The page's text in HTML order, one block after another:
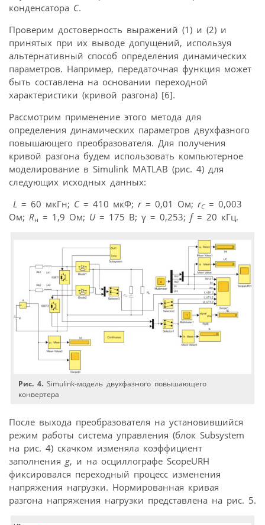
конденсатора C.
Проверим достоверность выражений (1) и (2) и
принятых при их выводе допущений, используя
альтернативный способ определения динамических
параметров. Например, передаточная функция может
быть составлена на основании переходной
характеристики (кривой разгона) [6].
Рассмотрим применение этого метода для
определения динамических параметров двухфазного
повышающего преобразователя. Для получения
кривой разгона будем использовать компьютерное
моделирование в Simulink MATLAB (рис. 4) для
следующих исходных данных:
L = 60 мкГн; С= 410 мкФ; r= 0,01 Ом; rC= 0,003
Ом; Rн = 1,9 Ом; U= 175 B; γ = 0,253; f= 20 кГц.
Рис. 4. Simulink-модель двухфазного повышающего
конвертера
После выхода преобразователя на установившийся
режим работы система управления (блок Subsystem
на рис. 4) скачком изменяла коэффициент
заполнения g, и на осциллографе ScopeURH
фиксировался переходный процесс изменения
напряжения нагрузки. Нормированная кривая
разгона напряжения нагрузки представлена на рис. 5.